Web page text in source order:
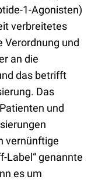
1-Agonisten)
verbreitetes
Verordnung und
an die
das betrifft
Das
und
vernünftige
Label“ genannte
es um